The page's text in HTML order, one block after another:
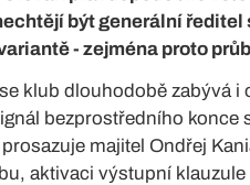
být generální
- zejména proto
se klub dlouhodobě zabývá i
bezprostředního konce
majitel Ondřej
aktivaci výstupní